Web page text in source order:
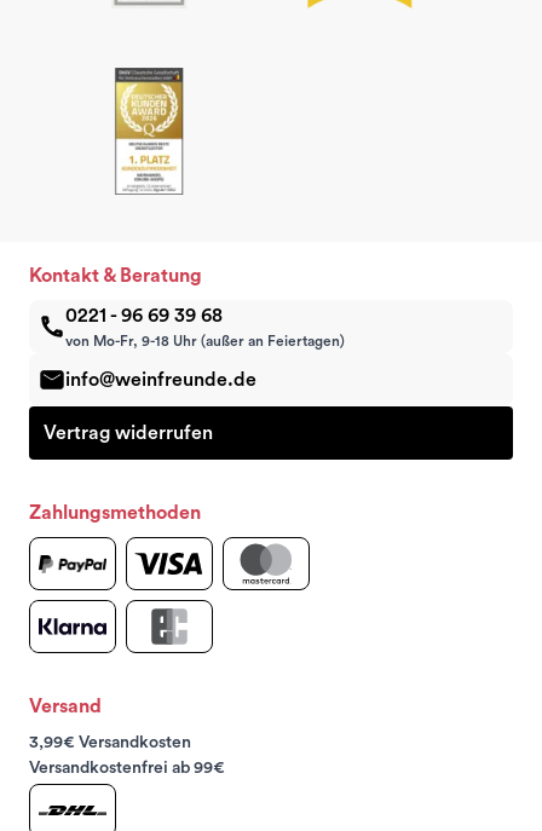
Kontakt & Beratung
0221 - 96 69 39 68
von Mo-Fr, 9-18 Uhr (außer an Feiertagen)
info@weinfreunde.de
Vertrag widerrufen
Zahlungsmethoden
Versand
3,99€ Versandkosten
Versandkostenfrei ab 99€